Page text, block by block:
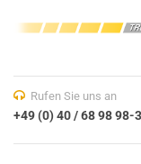
Rufen Sie uns an
+49 (0) 40 / 68 98 98-3